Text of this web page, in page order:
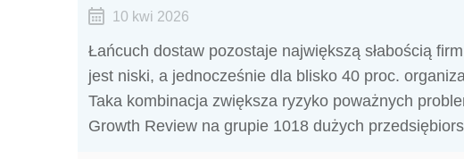
10 kwi 2026
Łańcuch dostaw pozostaje największą słabością
jest niski, a jednocześnie dla blisko 40 proc.
Taka kombinacja zwiększa ryzyko poważnych
Growth Review na grupie 1018 dużych